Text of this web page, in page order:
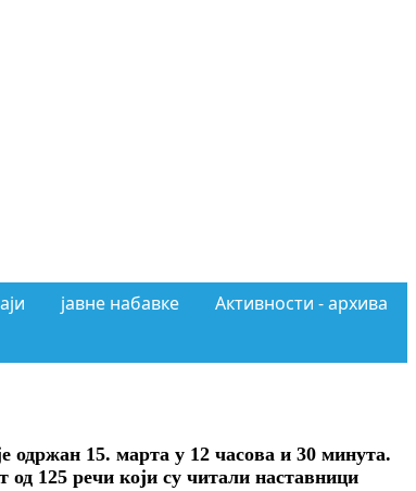
јавне набавке
Активности - архива
одржан 15. марта у 12 часова и 30 минута.
125 речи који су читали наставници